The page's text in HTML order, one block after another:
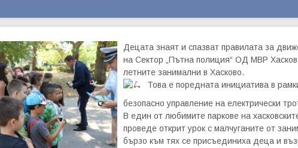
Децата знаят и спазват правилата за
на Сектор „Пътна полиция“ ОД МВР
летните занимални в Хасково.
Това е поредната инициатива в
безопасно управление на електрически
В един от любимите паркове на
проведе открит урок с малчуганите от
бързо към тях се присъединиха деца и